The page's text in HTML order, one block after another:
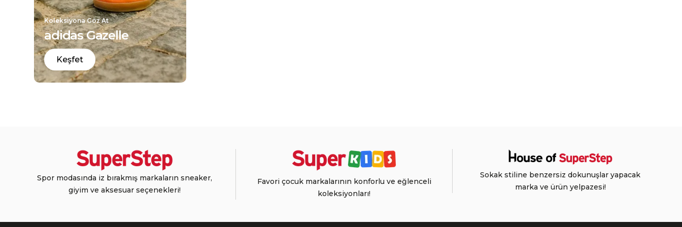
Koleksiyona Göz At
adidas Gazelle
Keşfet
Spor modasında iz bırakmış markaların sneaker,
giyim ve aksesuar seçenekleri!
Favori çocuk markalarının konforlu ve eğlenceli
koleksiyonları!
Sokak stiline benzersiz dokunuşlar yapacak
marka ve ürün yelpazesi!